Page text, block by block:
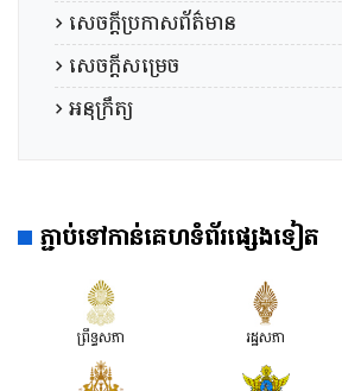
សេចក្តីប្រកាសព័ត៌មាន
សេចក្តីសម្រេច
អនុក្រឹត្យ
ភ្ជាប់ទៅកាន់គេហទំព័រផ្សេងទៀត
ព្រឹទ្ធសភា រដ្ឋសភា